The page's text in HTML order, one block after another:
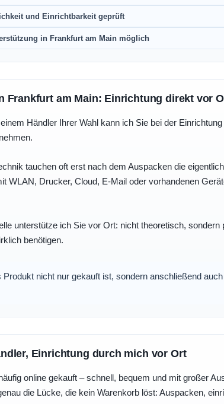
und Einrichtbarkeit geprüft
in Frankfurt am Main möglich
Frankfurt am Main: Einrichtung direkt vor
Händler Ihrer Wahl kann ich Sie bei der
tauchen oft erst nach dem Auspacken die
WLAN, Drucker, Cloud, E-Mail oder vorhandenen
unterstütze ich Sie vor Ort: nicht theoretisch,
benötigen.
nicht nur gekauft ist, sondern anschließend
Einrichtung durch mich vor Ort
online gekauft – schnell, bequem und mit großer
die Lücke, die kein Warenkorb löst: Auspacken,